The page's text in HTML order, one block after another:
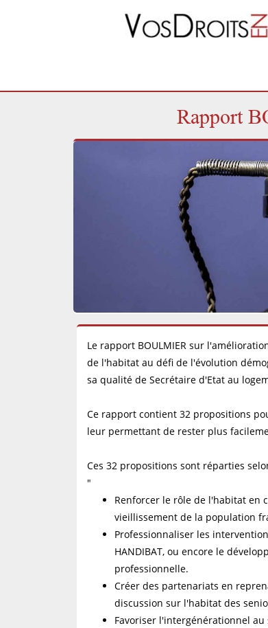
Rapport
Le rapport BOULMIER sur
de l'habitat au défi de l'évolution
sa qualité de Secrétaire d'Etat au
Ce rapport contient 32 propositions
leur permettant de rester plus
Ces 32 propositions sont réparties
"
Renforcer le rôle de l'habitat en
vieillissement de la population
Professionnaliser les
HANDIBAT, ou encore le
professionnelle.
Créer des partenariats en
discussion sur l'habitat des
Favoriser l'intergénérationnel